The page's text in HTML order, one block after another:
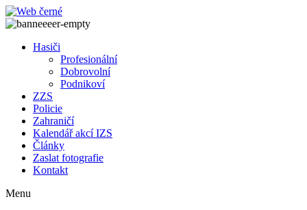
Přejít
k
Hasiči
Profesionální
Dobrovolní
Podnikoví
ZZS
Policie
Zahraničí
Kalendář akcí IZS
Články
Zaslat fotografie
Kontakt
Menu